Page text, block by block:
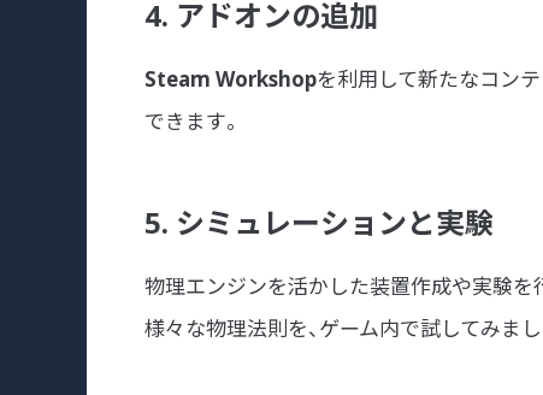
4. アドオンの追加
Steam Workshopを利用して新たなコン
できます。
5. シミュレーションと実験
物理エンジンを活かした装置作成や実験
様々な物理法則を、ゲーム内で試してみまし